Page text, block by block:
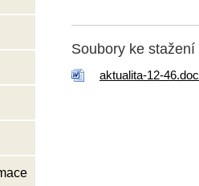
Soubory ke stažení
aktualita-12-46.doc